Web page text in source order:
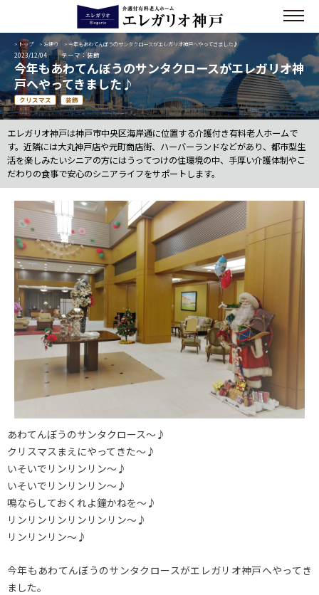
>トップ >お便り > 今年もあわてんぼうのサンタクロースがエレガリオ神戸へやってきました♪
2023/12/04 テーマ：装飾
今年もあわてんぼうのサンタクロースがエレガリオ神
戸へやってきました♪
クリスマス 装飾
エレガリオ神戸は神戸市中央区海岸通に位置する介護付き有料老人ホームで
す。近隣には大丸神戸店や元町商店街、ハーバーランドなどがあり、都市型生
活を楽しみたいシニアの方にはうってつけの住環境の中、手厚い介護体制やこ
だわりの食事で安心のシニアライフをサポートします。
あわてんぼうのサンタクロース～♪
クリスマスまえにやってきた～♪
いそいでリンリンリン～♪
いそいでリンリンリン～♪
鳴ならしておくれよ鐘かねを～♪
リンリンリンリンリンリン～♪
リンリンリン～♪
今年もあわてんぼうのサンタクロースがエレガリオ神戸へやってき
ました。